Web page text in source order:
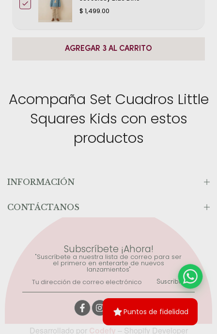
$ 1,499.00
AGREGAR 3 AL CARRITO
Acompaña Set Cuadros Little
Squares Kids con estos
productos
INFORMACIÓN
CONTÁCTANOS
Subscríbete ¡Ahora!
"Suscríbete a nuestra lista de correo para ser
el primero en enterarte de nuevos
lanzamientos"
Suscribirse
Desarrollado por – Shopify Developer
Puntos de fidelidad